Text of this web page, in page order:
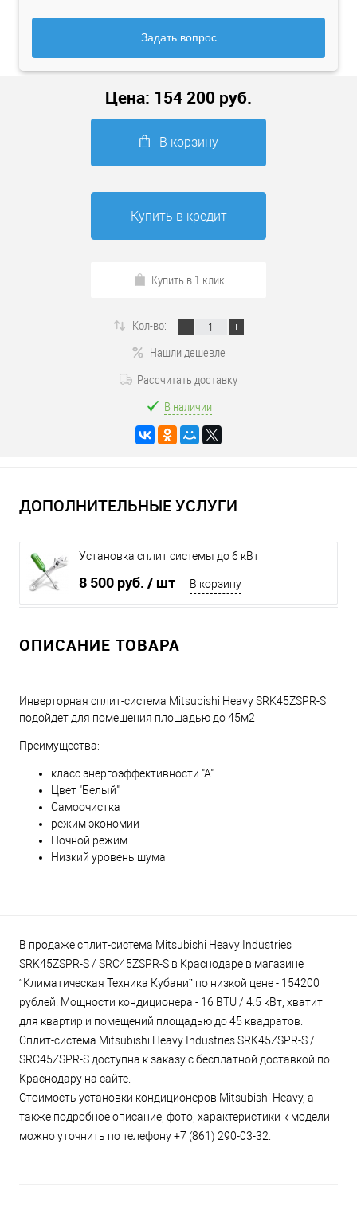
Задать вопрос
Цена: 154 200 руб.
В корзину
Купить в кредит
Купить в 1 клик
Кол-во:
Нашли дешевле
Рассчитать доставку
В наличии
ДОПОЛНИТЕЛЬНЫЕ УСЛУГИ
Установка сплит системы до 6 кВт
8 500 руб. / шт В корзину
ОПИСАНИЕ ТОВАРА
Инверторная сплит-система Mitsubishi Heavy SRK45ZSPR-S
подойдет для помещения площадью до 45м2
Преимущества:
класс энергоэффективности "А"
Цвет "Белый"
Самоочистка
режим экономии
Ночной режим
Низкий уровень шума
В продаже сплит-система Mitsubishi Heavy Industries
SRK45ZSPR-S / SRC45ZSPR-S в Краснодаре в магазине
“Климатическая Техника Кубани” по низкой цене - 154200
рублей. Мощности кондиционера - 16 BTU / 4.5 кВт, хватит
для квартир и помещений площадью до 45 квадратов.
Сплит-система Mitsubishi Heavy Industries SRK45ZSPR-S /
SRC45ZSPR-S доступна к заказу с бесплатной доставкой по
Краснодару на сайте.
Стоимость установки кондиционеров Mitsubishi Heavy, а
также подробное описание, фото, характеристики к модели
можно уточнить по телефону +7 (861) 290-03-32.